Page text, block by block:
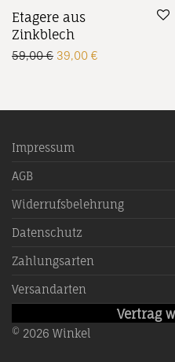
Etagere aus
Zinkblech
59,00€ Ursprünglicher Preis
39,00 € Aktueller
Impressum
AGB
Widerrufsbelehrung
Datenschutz
Zahlungsarten
Versandarten
Vertrag
© 2026 Winkel